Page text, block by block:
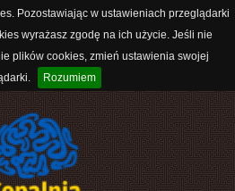
Pozostawiając w ustawieniach przeglądarki
wyrażasz zgodę na ich użycie. Jeśli nie
plików cookies, zmień ustawienia swojej
Rozumiem